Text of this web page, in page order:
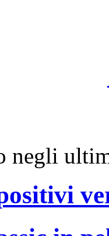
negli